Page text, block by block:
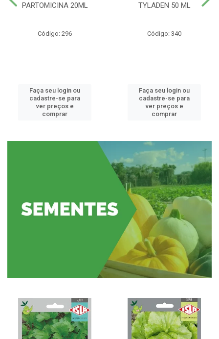
PARTOMICINA 20ML
Código: 296
Faça seu login ou
cadastre-se para
ver preços e
comprar
TYLADEN 50 ML
Código: 340
Faça seu login ou
cadastre-se para
ver preços e
comprar